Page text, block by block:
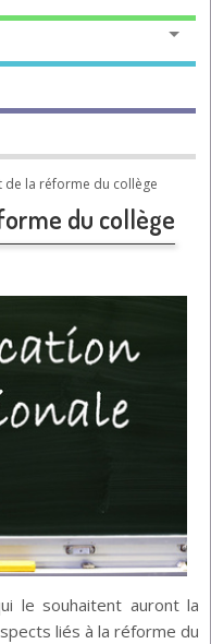
de la réforme du collège
du collège
le souhaitent auront la
liés à la réforme du